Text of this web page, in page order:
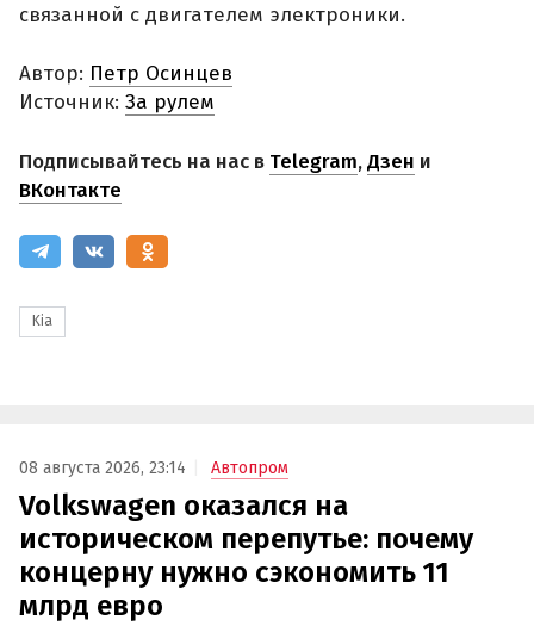
связанной с двигателем электроники.
Автор: Петр Осинцев
Источник: За рулем
Подписывайтесь на нас в Telegram,Дзен и
ВКонтакте
Kia
08 августа 2026, 23:14 Автопром
Volkswagen оказался на
историческом перепутье: почему
концерну нужно сэкономить 11
млрд евро